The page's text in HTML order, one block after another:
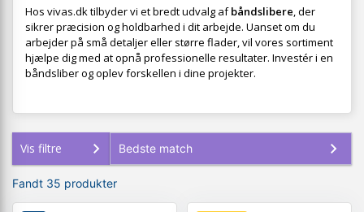
Hos vivas.dk tilbyder vi et bredt udvalg afbåndslibere, der
sikrer præcision og holdbarhed i dit arbejde. Uanset om du
arbejder på små detaljer eller større flader, vil vores sortiment
hjælpe dig med at opnå professionelle resultater. Investér i en
båndsliber og oplev forskellen i dine projekter.
Vis filtre
Fandt 35 produkter